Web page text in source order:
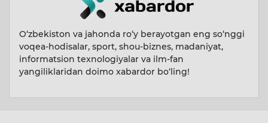
O‘zbekiston va jahonda ro‘y berayotgan eng so‘nggi
voqea-hodisalar, sport, shou-biznes, madaniyat,
informatsion texnologiyalar va ilm-fan
yangiliklaridan doimo xabardor bo‘ling!